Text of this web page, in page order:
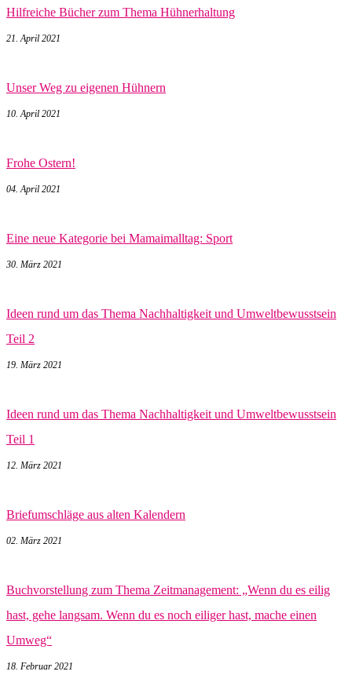
Hilfreiche Bücher zum Thema Hühnerhaltung
21. April 2021
Unser Weg zu eigenen Hühnern
10. April 2021
Frohe Ostern!
04. April 2021
Eine neue Kategorie bei Mamaimalltag: Sport
30. März 2021
Ideen rund um das Thema Nachhaltigkeit und Umweltbewusstsein
Teil 2
19. März 2021
Ideen rund um das Thema Nachhaltigkeit und Umweltbewusstsein
Teil 1
12. März 2021
Briefumschläge aus alten Kalendern
02. März 2021
Buchvorstellung zum Thema Zeitmanagement: „Wenn du es eilig
hast, gehe langsam. Wenn du es noch eiliger hast, mache einen
Umweg“
18. Februar 2021